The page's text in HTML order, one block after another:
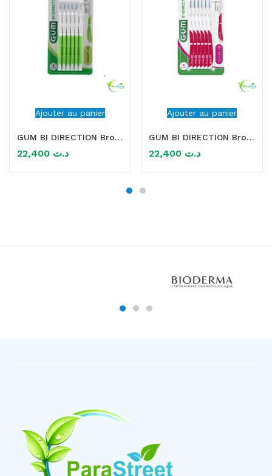
Ajouter au panier
GUM BI DIRECTION Brossette interdentaire 0.7MM
د.ت
Ajouter au panier
GUM BI DIRECTION Brossette interdentaire 1.2MM
د.ت